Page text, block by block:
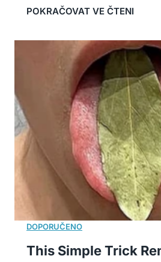
This Simple Trick